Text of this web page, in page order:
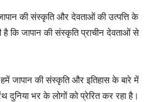
की संस्कृति और देवताओं की उत्पत्ति के
है कि जापान की संस्कृति प्राचीन देवताओं से
जापान की संस्कृति और इतिहास के बारे में
भर के लोगों को प्रेरित कर रहा है।